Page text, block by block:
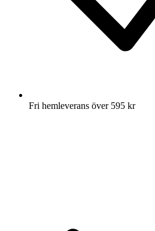
Fri hemleverans över 595 kr